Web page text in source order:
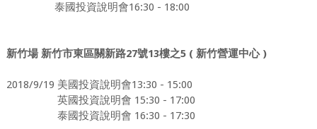
泰國投資說明會16:30 - 18:00
新竹場 新竹市東區關新路27號13樓之5 ( 新竹營運中心)
2018/9/19 美國投資說明會13:30 - 15:00
英國投資說明會 15:30 - 17:00
泰國投資說明會 16:30 - 17:30